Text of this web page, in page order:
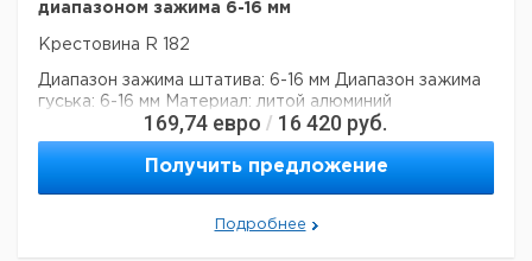
диапазоном зажима 6-16 мм
Крестовина R 182
Диапазон зажима штатива: 6-16 мм Диапазон зажима
гуська: 6-16 мм Материал: литой алюминий
169,74 евро / 16 420 руб.
Получить предложение
Подробнее